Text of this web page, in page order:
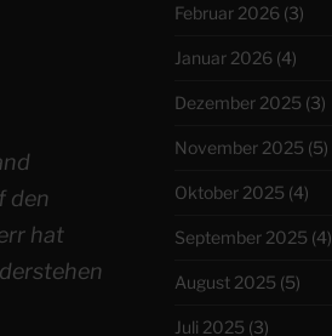
den
hat
Februar 2026(3)
Januar 2026(4)
Dezember 2025 (3)
November 2025 (5)
Oktober 2025 (4)
September 2025 (4)
August 2025 (5)
Juli 2025 (3)